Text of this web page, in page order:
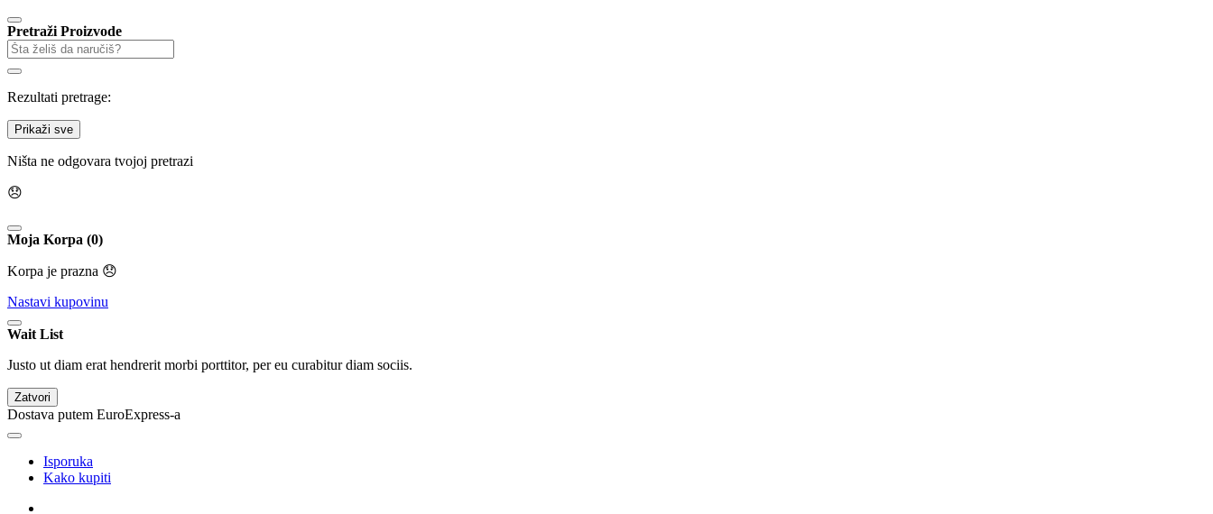
Pretraži Proizvode
Rezultati pretrage:
Prikaži sve
Ništa ne odgovara tvojoj pretrazi
😞
Moja Korpa (0)
Korpa je prazna 😞
Nastavi kupovinu
Wait List
Justo ut diam erat hendrerit morbi porttitor, per eu curabitur diam sociis.
Zatvori
Dostava putem EuroExpress-a
Isporuka
Kako kupiti